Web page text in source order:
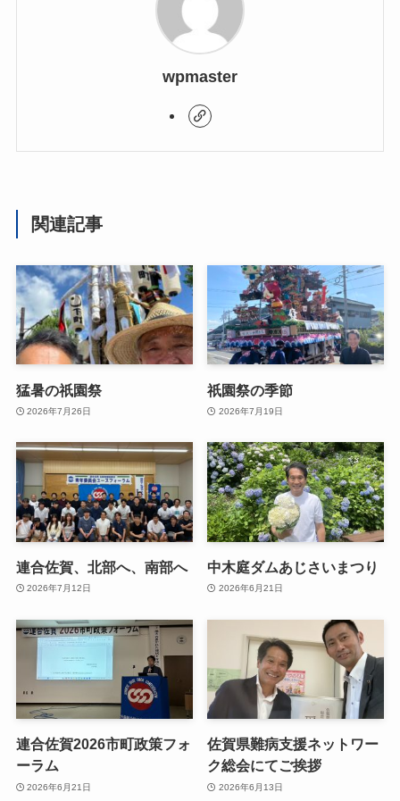
wpmaster
関連記事
猛暑の祇園祭
2026年7月26日
祇園祭の季節
2026年7月19日
連合佐賀、北部へ、南部へ
2026年7月12日
中木庭ダムあじさいまつり
2026年6月21日
連合佐賀2026市町政策フォ
ーラム
2026年6月21日
佐賀県難病支援ネットワー
ク総会にてご挨拶
2026年6月13日